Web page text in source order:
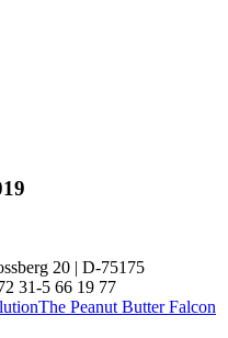
20 | D-75175
31-5 66 19 77
The Peanut Butter Falcon